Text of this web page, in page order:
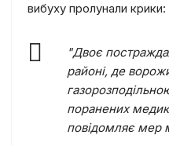
вибуху пролунали крики:
"Двоє
районі, де
поранених
повідомляє мер